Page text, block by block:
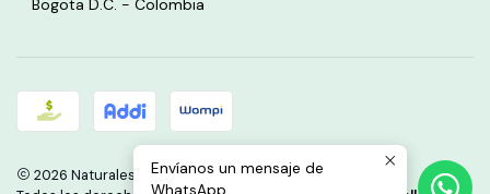
Bogota D.C. - Colombia
2026 Naturales Vida Sana.Envíanos un mensaje de
WhatsApp